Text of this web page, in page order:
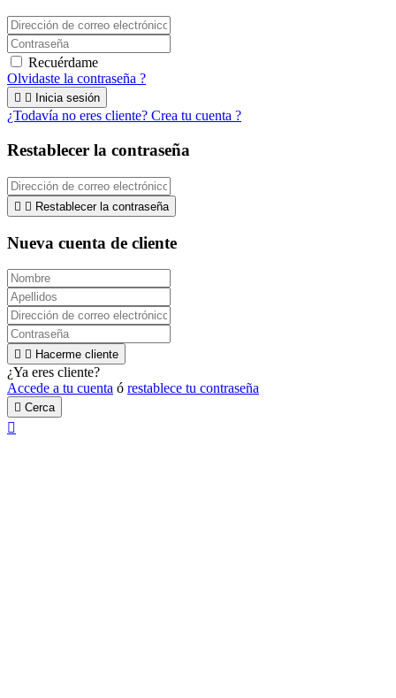
Recuérdame
Olvidaste la contraseña ?
  Inicia sesión
¿Todavía no eres cliente? Crea tu cuenta ?
Restablecer la contraseña
  Restablecer la contraseña
Nueva cuenta de cliente
  Hacerme cliente
¿Ya eres cliente?
Accede a tu cuenta ó restablece tu contraseña
 Cerca
